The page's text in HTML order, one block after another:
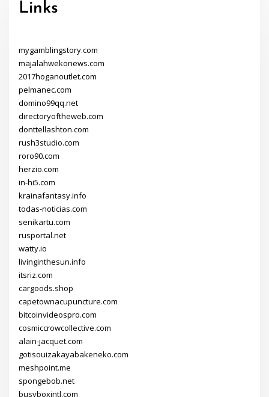
Links
mygamblingstory.com
majalahwekonews.com
2017hoganoutlet.com
pelmanec.com
domino99qq.net
directoryoftheweb.com
donttellashton.com
rush3studio.com
roro90.com
herzio.com
in-hi5.com
krainafantasy.info
todas-noticias.com
senikartu.com
rusportal.net
watty.io
livinginthesun.info
itsriz.com
cargoods.shop
capetownacupuncture.com
bitcoinvideospro.com
cosmiccrowcollective.com
alain-jacquet.com
gotisouizakayabakeneko.com
meshpoint.me
spongebob.net
busyboxintl.com